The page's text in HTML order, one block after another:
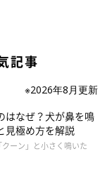
記事
※2026年8月更新
はなぜ？犬が鼻を鳴
見極め方を解説
ーン」と小さく鳴いた